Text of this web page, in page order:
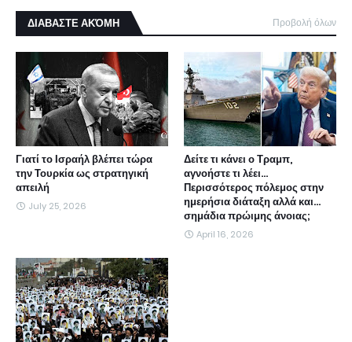
ΔΙΑΒΑΣΤΕ ΑΚΌΜΗ Προβολή όλων
Γιατί το Ισραήλ βλέπει τώρα
την Τουρκία ως στρατηγική
απειλή
July 25, 2026
Δείτε τι κάνει ο Τραμπ,
αγνοήστε τι λέει...
Περισσότερος πόλεμος στην
ημερήσια διάταξη αλλά και...
σημάδια πρώιμης άνοιας;
April 16, 2026